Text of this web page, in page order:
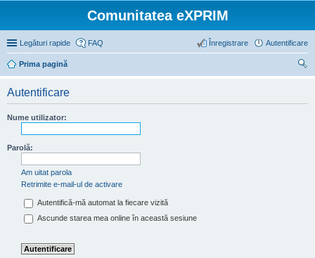
Comunitatea eXPRIM
Legături rapide FAQ Autentificare
Înregistrare
Prima pagină
Autentificare
Nume utilizator:
Parolă:
Am uitat parola
Retrimite e-mail-ul de activare
Autentifică-mă automat la fiecare vizită
Ascunde starea mea online în această sesiune